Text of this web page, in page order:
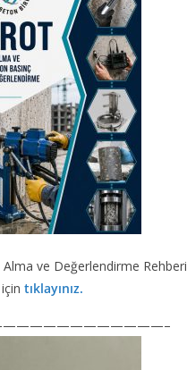
dI
n
u
b
e
ve Değerlendirme Rehberi
için tıklayınız.